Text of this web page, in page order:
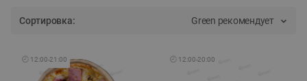
Сортировка: Green рекомендует
🕘 12:00-21:00 🕘 12:00-20:00